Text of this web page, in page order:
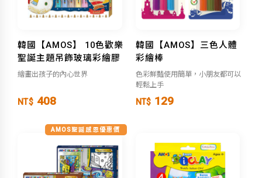
韓國【AMOS】 10色歡樂
聖誕主題吊飾玻璃彩繪膠
繪畫出孩子的內心世界
NT$ 408
韓國【AMOS】三色人體
彩繪棒
色彩鮮豔使用簡單，小朋友都可以
輕鬆上手
NT$ 129
AMOS聖誕感恩優惠價